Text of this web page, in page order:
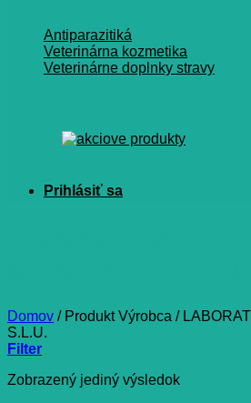
Antiparazitiká
Veterinárna kozmetika
Veterinárne doplnky stravy
Domov /Produkt Výrobca /
S.L.U.
Filter
Zobrazený jediný výsledok